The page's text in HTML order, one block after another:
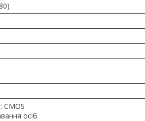
CMOS
осіб